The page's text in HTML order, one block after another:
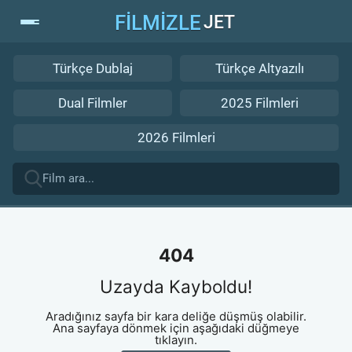
FİLMİZLEJET
Türkçe Dublaj Türkçe Altyazılı
Dual Filmler 2025 Filmleri
2026 Filmleri
404
Uzayda Kayboldu!
Aradığınız sayfa bir kara deliğe düşmüş olabilir.
Ana sayfaya dönmek için aşağıdaki düğmeye
tıklayın.